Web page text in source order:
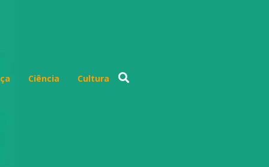
Ciência Cultura